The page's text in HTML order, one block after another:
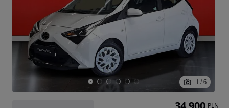
1 / 6
PLN